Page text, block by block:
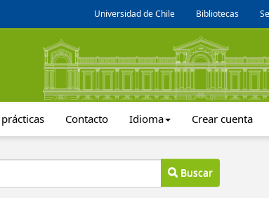
Universidad de Chile Bibliotecas
Contacto Idioma Crear cuenta
Buscar